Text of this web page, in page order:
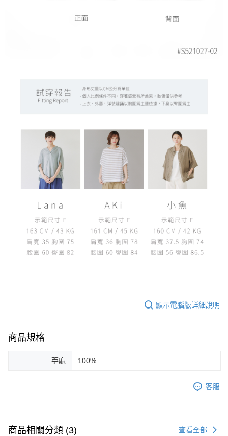
顯示電腦版詳細說明
商品規格
苧麻 100%
客服
商品相關分類 (3) 查看全部